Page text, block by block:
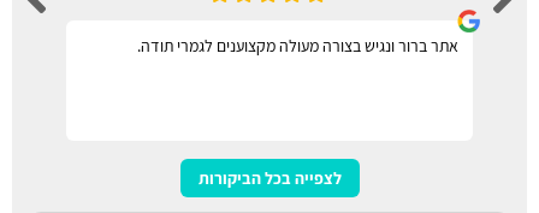
אתר ברור ונגיש בצורה מעולה מקצוענים לגמרי תודה.
לצפייה בכל הביקורות